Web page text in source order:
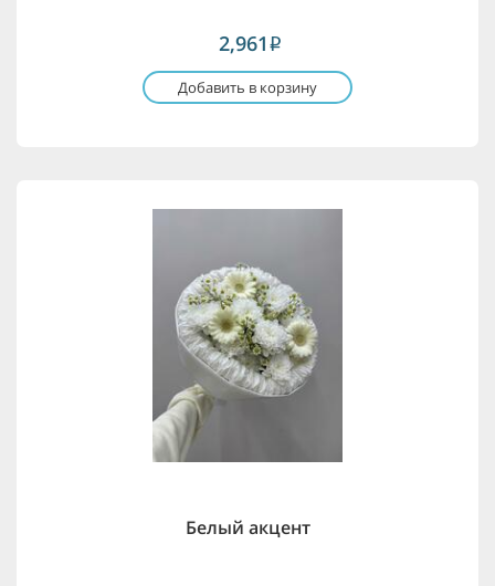
2,961 i
Добавить в корзину
Белый акцент